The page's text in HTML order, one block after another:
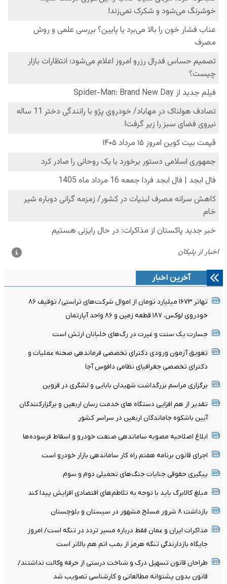
آخرین اخبار
تهاتر ۱۶۷۳ میلیارد تومان از اموال شرکت‌های تراستی/ توقیف ۸۶
خودروی لوکس، ۱۸۷ قطعه زمین و ۸۶ واحد آپارتمان
جسارت یک سنت و غیرت در رگ‌های خلبانان ارتش است
تعویق آزمون ورودی دکترای تخصصی فرماندهی صحنه عملیات و
دکترای تخصصی جغرافیای نظامی دافوس آجا
برگزاری مراسم بزرگداشت شهیدان بابایی و لشگری در قزوین
تقدیر از هم افزایی دستگاه های خدمت رسان اربعین و برگزارکنندگان
آیین باشکوه جاماندگان اربعین در سراسر کشور
ابلاغ اصلاحیه مصوبه ساماندهی صنعت خودرو و اسقاط فرسوده‌ها
اجرای قانون برنامه هفتم راه کار ساماندهی بازار خودرو است
پیگیری حقوقی جنایات جنگ‌های تحمیلی دوم و سوم
مبلغ کالابرگ باید با توجه به تلاطم‌های اقتصادی افزایش پیدا کند
بازداشت ۸ شرور مسلح مشهور در سیستان و بلوچستان
مذاکرات ایران و عمان فقط درباره مسیر تردد در تنگه است/ امروز
جایگاه بازدارندگی تنگه هرمز از بمب اتم هم بالاتر است
طراحان قانون تسهیل درک و شناخت درستی از حرفه وکالت نداشتند/
قانون بدون پشتوانه مطالعاتی و کارشناسی تصویب شد